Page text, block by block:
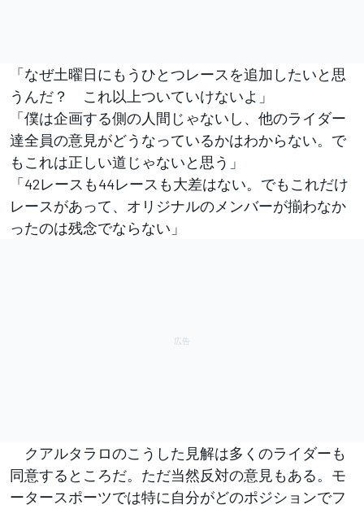
「なぜ土曜日にもうひとつレースを追加したいと思
うんだ？ これ以上ついていけないよ」
「僕は企画する側の人間じゃないし、他のライダー
達全員の意見がどうなっているかはわからない。で
もこれは正しい道じゃないと思う」
「42レースも44レースも大差はない。でもこれだけ
レースがあって、オリジナルのメンバーが揃わなか
ったのは残念でならない」
クアルタラロのこうした見解は多くのライダーも
同意するところだ。ただ当然反対の意見もある。モ
ータースポーツでは特に自分がどのポジションでフ